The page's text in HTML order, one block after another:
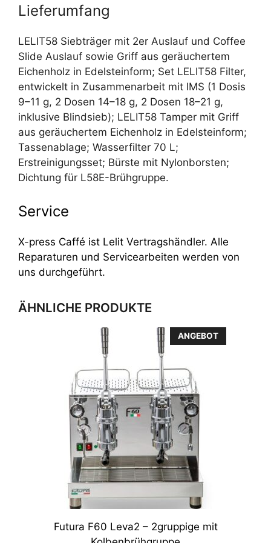
Lieferumfang
LELIT58 Siebträger mit 2er Auslauf und Coffee
Slide Auslauf sowie Griff aus geräuchertem
Eichenholz in Edelsteinform; Set LELIT58 Filter,
entwickelt in Zusammenarbeit mit IMS (1 Dosis
9–11 g, 2 Dosen 14–18 g, 2 Dosen 18–21 g,
inklusive Blindsieb); LELIT58 Tamper mit Griff
aus geräuchertem Eichenholz in Edelsteinform;
Tassenablage; Wasserfilter 70 L;
Erstreinigungsset; Bürste mit Nylonborsten;
Dichtung für L58E-Brühgruppe.
Service
X-press Caffé ist Lelit Vertragshändler. Alle
Reparaturen und Servicearbeiten werden von
uns durchgeführt.
ÄHNLICHE PRODUKTE
ANGEBOT
Futura F60 Leva2 – 2gruppige mit